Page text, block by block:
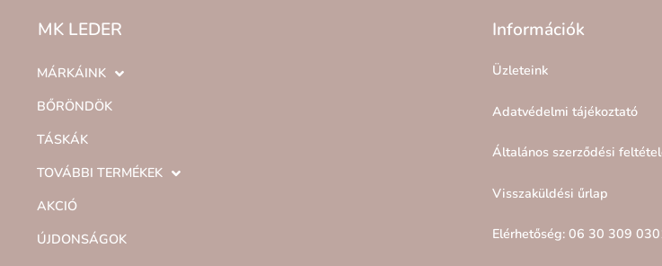
MK LEDER
MÁRKÁINK
BŐRÖNDÖK
TÁSKÁK
TOVÁBBI TERMÉKEK
AKCIÓ
ÚJDONSÁGOK
Információk
Üzleteink
Adatvédelmi tájékoztató
Általános szerződési
Visszaküldési űrlap
Elérhetőség: 06 30 309